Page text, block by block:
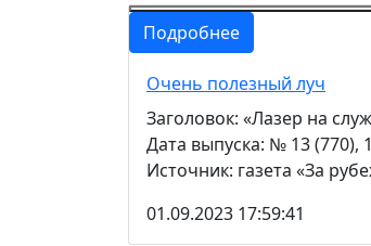
Подробнее
Очень полезный луч
Заголовок: «Лазер на
Дата выпуска: № 13 (770),
Источник: газета «За
01.09.2023 17:59:41